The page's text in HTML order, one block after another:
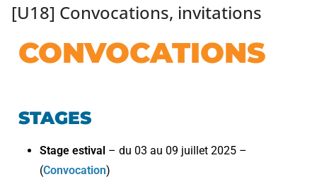
[U18] Convocations, invitations
CONVOCATIONS
STAGES
Stage estival – du 03 au 09 juillet 2025 –
(Convocation)